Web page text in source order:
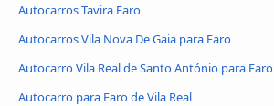
Autocarros Tavira Faro
Autocarros Vila Nova De Gaia para Faro
Autocarro Vila Real de Santo António para Faro
Autocarro para Faro de Vila Real